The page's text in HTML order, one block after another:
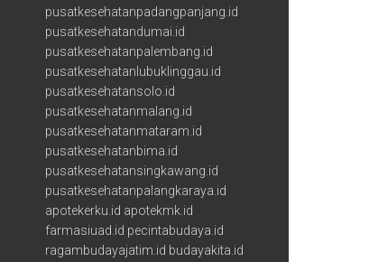
pusatkesehatanpadangpanjang.id
pusatkesehatandumai.id
pusatkesehatanpalembang.id
pusatkesehatanlubuklinggau.id
pusatkesehatansolo.id
pusatkesehatanmalang.id
pusatkesehatanmataram.id
pusatkesehatanbima.id
pusatkesehatansingkawang.id
pusatkesehatanpalangkaraya.id
apotekerku.id apotekmk.id
farmasiuad.id pecintabudaya.id
ragambudayajatim.id budayakita.id